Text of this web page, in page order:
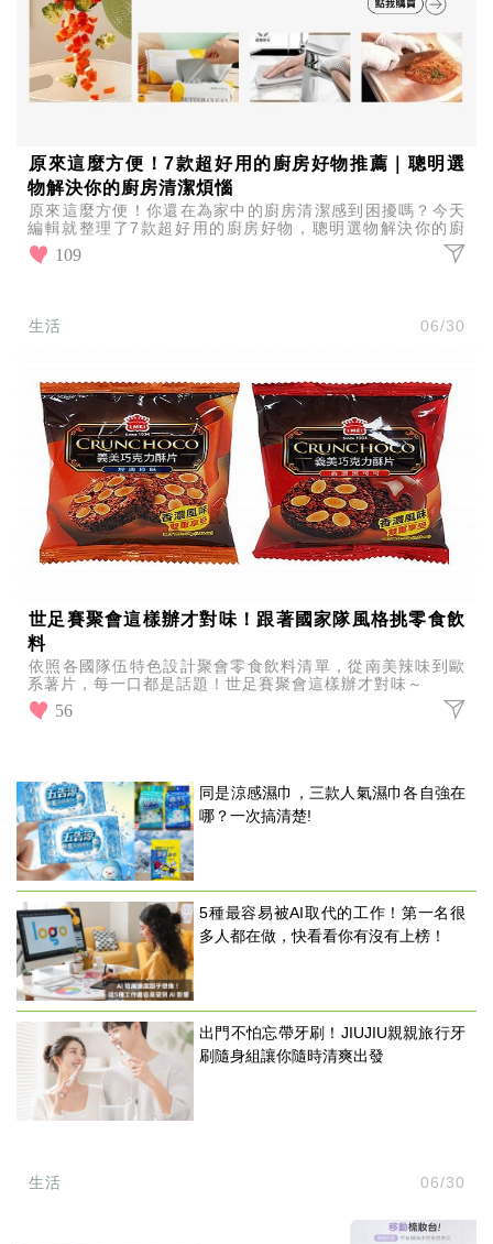
原來這麼方便！7款超好用的廚房好物推薦｜聰明選
物解決你的廚房清潔煩惱
原來這麼方便！你還在為家中的廚房清潔感到困擾嗎？今天
編輯就整理了7款超好用的廚房好物，聰明選物解決你的廚
房清潔煩惱，輕鬆維護廚房的乾淨整潔！
109
生活 06/30
世足賽聚會這樣辦才對味！跟著國家隊風格挑零食飲
料
依照各國隊伍特色設計聚會零食飲料清單，從南美辣味到歐
系薯片，每一口都是話題！世足賽聚會這樣辦才對味～
56
同是涼感濕巾，三款人氣濕巾各自強在
哪？一次搞清楚!
5種最容易被AI取代的工作！第一名很
多人都在做，快看看你有沒有上榜！
出門不怕忘帶牙刷！JIUJIU親親旅行牙
刷隨身組讓你隨時清爽出發
生活 06/30